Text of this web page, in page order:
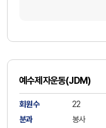
예수제자운동(JDM)
회원수 22
분과
봉사